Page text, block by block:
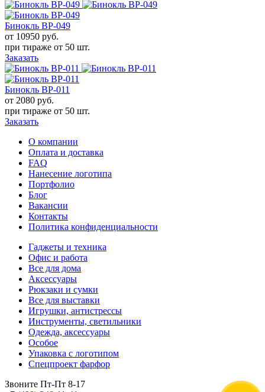
Бинокль BP-049
от 10950 руб.
при тираже от 50 шт.
Заказать
Бинокль BP-011
от 2080 руб.
при тираже от 50 шт.
Заказать
О компании
Оплата и доставка
FAQ
Нанесение логотипа
Портфолио
Блог
Вакансии
Контакты
Политика конфиденциальности
Гаджеты и техника
Офис и работа
Все для дома
Аксессуары
Рюкзаки и сумки
Все для выставки
Игрушки, антистрессы
Инструменты, светильники
Одежда, аксессуары
Особое
Упаковка с логотипом
Спецпроект фарфор
Звоните Пт-Пт 8-17